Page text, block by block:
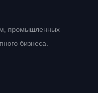
промышленных
бизнеса.